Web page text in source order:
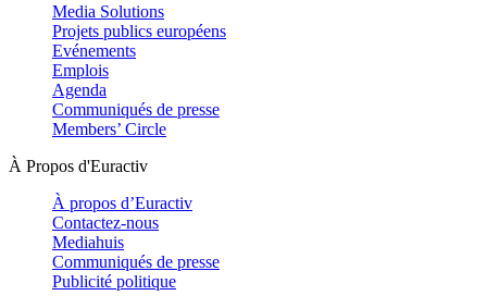
Media Solutions
Projets publics européens
Evénements
Emplois
Agenda
Communiqués de presse
Members’ Circle
À Propos d'Euractiv
À propos d’Euractiv
Contactez-nous
Mediahuis
Communiqués de presse
Publicité politique